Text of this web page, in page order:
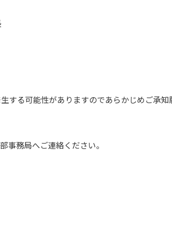
する可能性がありますのであらかじめご承知
事務局へご連絡ください。